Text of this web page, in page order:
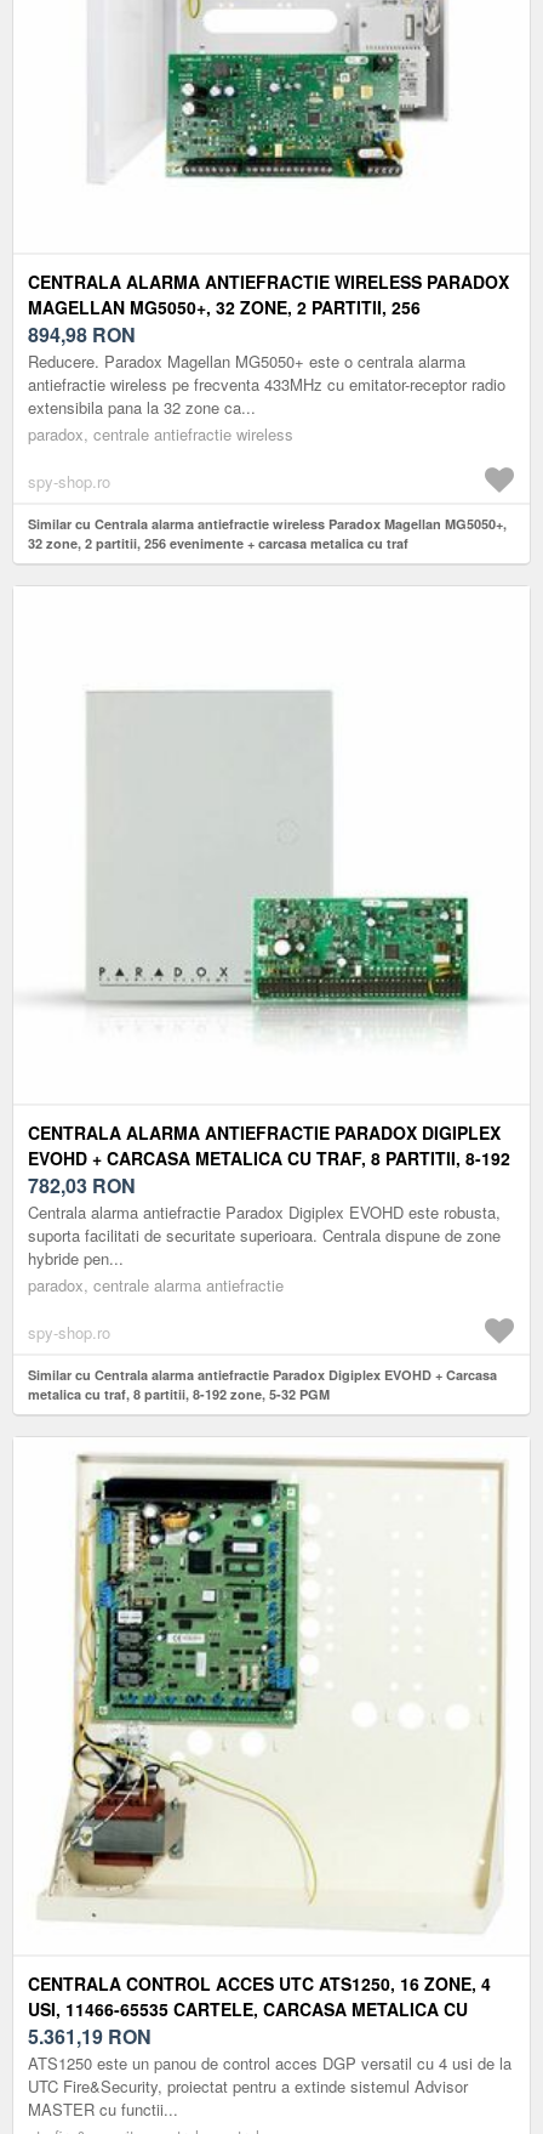
CENTRALA ALARMA ANTIEFRACTIE WIRELESS PARADOX
MAGELLAN MG5050+, 32 ZONE, 2 PARTITII, 256
EVENIMENTE + CARCASA METALICA CU TRAF
894,98 RON
Reducere. Paradox Magellan MG5050+ este o centrala alarma
antiefractie wireless pe frecventa 433MHz cu emitator-receptor radio
extensibila pana la 32 zone ca...
paradox, centrale antiefractie wireless
spy-shop.ro
Similar cu Centrala alarma antiefractie wireless Paradox Magellan MG5050+,
32 zone, 2 partitii, 256 evenimente + carcasa metalica cu traf
CENTRALA ALARMA ANTIEFRACTIE PARADOX DIGIPLEX
EVOHD + CARCASA METALICA CU TRAF, 8 PARTITII, 8-192
ZONE, 5-32 PGM
782,03 RON
Centrala alarma antiefractie Paradox Digiplex EVOHD este robusta,
suporta facilitati de securitate superioara. Centrala dispune de zone
hybride pen...
paradox, centrale alarma antiefractie
spy-shop.ro
Similar cu Centrala alarma antiefractie Paradox Digiplex EVOHD + Carcasa
metalica cu traf, 8 partitii, 8-192 zone, 5-32 PGM
CENTRALA CONTROL ACCES UTC ATS1250, 16 ZONE, 4
USI, 11466-65535 CARTELE, CARCASA METALICA CU
SURSA
5.361,19 RON
ATS1250 este un panou de control acces DGP versatil cu 4 usi de la
UTC Fire&Security, proiectat pentru a extinde sistemul Advisor
MASTER cu functii...